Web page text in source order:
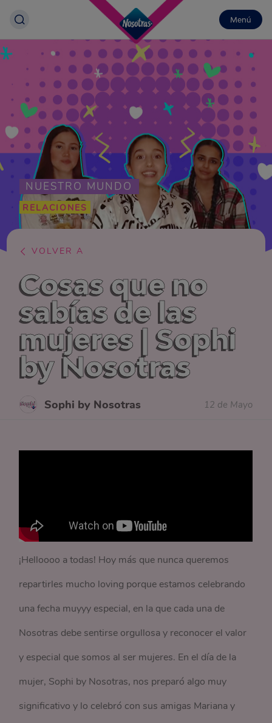
Menú
NUESTRO MUNDO
RELACIONES
VOLVER A
Cosas que no
sabías de las
mujeres | Sophi
by Nosotras
Sophi by Nosotras 12 de Mayo
¡Helloooo a todas! Hoy más que nunca queremos
repartirles mucho loving porque estamos celebrando
una fecha muyyy especial, en la que cada una de
Nosotras debe sentirse orgullosa y reconocer el valor
y especial que somos al ser mujeres. En el día de la
mujer, Sophi by Nosotras, nos preparó algo muy
significativo y lo celebró con sus amigas Mariana y